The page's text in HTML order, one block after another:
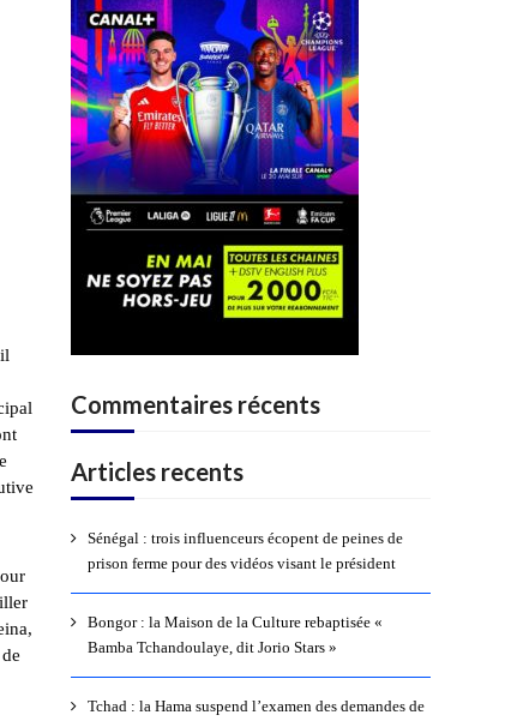
,
Commentaires récents
Articles recents
Sénégal : trois influenceurs écopent de peines de
prison ferme pour des vidéos visant le président
Bongor : la Maison de la Culture rebaptisée «
Bamba Tchandoulaye, dit Jorio Stars »
Tchad : la Hama suspend l’examen des demandes de